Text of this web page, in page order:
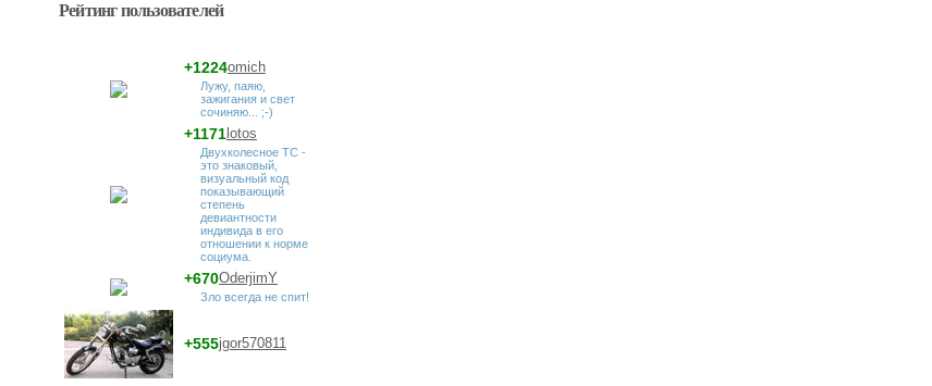
Рейтинг пользователей
omich
+1224
Лужу, паяю,
зажигания и свет
сочиняю... ;-)
lotos
+1171
Двухколесное ТС -
это знаковый,
визуальный код
показывающий
степень
девиантности
индивида в его
отношении к норме
социума.
OderjimY
+670
Зло всегда не спит!
jgor570811
+555